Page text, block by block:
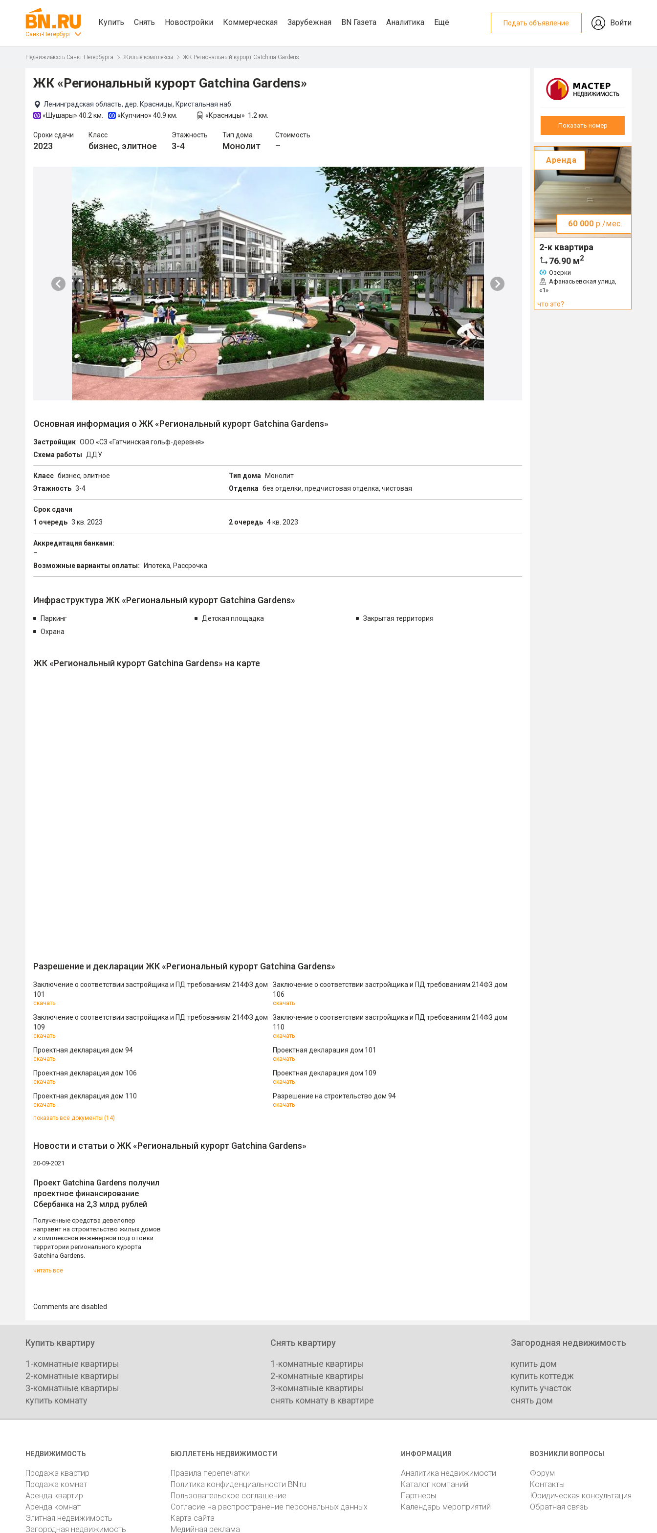
Санкт-Петербург
Купить Снять Новостройки Коммерческая Зарубежная BN Газета Аналитика Ещё Подать объявление Войти
Недвижимость Санкт-Петербурга Жилые комплексы ЖК Региональный курорт Gatchina Gardens
ЖК «Региональный курорт Gatchina Gardens»
Ленинградская область, дер. Красницы, Кристальная наб.
«Шушары» 40.2 км. «Купчино» 40.9 км. «Красницы» 1.2 км.
Сроки сдачи
2023
Класс
бизнес, элитное
Этажность
3-4
Тип дома
Монолит
Стоимость
–
Основная информация о ЖК «Региональный курорт Gatchina Gardens»
Застройщик ООО «СЗ «Гатчинская гольф-деревня»
Схема работы
ДДУ
Класс бизнес, элитное Тип дома
Монолит
Этажность 3-4 Отделка без отделки, предчистовая отделка, чистовая
Срок сдачи
1 очередь 3 кв. 2023 2 очередь 4 кв. 2023
Аккредитация банками:
–
Возможные варианты оплаты:
Ипотека, Рассрочка
Инфраструктура ЖК «Региональный курорт Gatchina Gardens»
Паркинг Детская площадка
Закрытая территория
Охрана
ЖК «Региональный курорт Gatchina Gardens» на карте
Разрешение и декларации ЖК «Региональный курорт Gatchina Gardens»
Заключение о соответствии застройщика и ПД требованиям 214ФЗ дом
101
скачать
Заключение о соответствии застройщика и ПД требованиям 214ФЗ дом
106
скачать
Заключение о соответствии застройщика и ПД требованиям 214ФЗ дом
109
скачать
Заключение о соответствии застройщика и ПД требованиям 214ФЗ дом
110
скачать
Проектная декларация дом 94
скачать
Проектная декларация дом 101
скачать
Проектная декларация дом 106
скачать
Проектная декларация дом 109
скачать
Проектная декларация дом 110
скачать
Разрешение на строительство дом 94
скачать
показать все документы (14)
Новости и статьи о ЖК «Региональный курорт Gatchina Gardens»
20-09-2021
Проект Gatchina Gardens получил
проектное финансирование
Сбербанка на 2,3 млрд рублей
Полученные средства девелопер
направит на строительство жилых домов
и комплексной инженерной подготовки
территории регионального курорта
Gatchina Gardens.
читать все
Comments are disabled
Показать номер
Аренда
60 000 р./мес.
2-к квартира
76.90 м2
Озерки
Афанасьевская улица,
«1»
что это?
Купить квартиру
1-комнатные квартиры
2-комнатные квартиры
3-комнатные квартиры
купить комнату
Снять квартиру
1-комнатные квартиры
2-комнатные квартиры
3-комнатные квартиры
снять комнату в квартире
Загородная недвижимость
купить дом
купить коттедж
купить участок
снять дом
НЕДВИЖИМОСТЬ
Продажа квартир
Продажа комнат
Аренда квартир
Аренда комнат
Элитная недвижимость
Загородная недвижимость
БЮЛЛЕТЕНЬ НЕДВИЖИМОСТИ
Правила перепечатки
Политика конфиденциальности BN.ru
Пользовательское соглашение
Согласие на распространение персональных данных
Карта сайта
Медийная реклама
ИНФОРМАЦИЯ
Аналитика недвижимости
Каталог компаний
Партнеры
Календарь мероприятий
ВОЗНИКЛИ ВОПРОСЫ
Форум
Контакты
Юридическая консультация
Обратная связь